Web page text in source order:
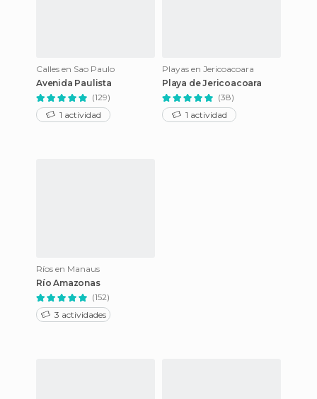
Calles en Sao Paulo
Avenida Paulista
(129)
1 actividad
Playas en Jericoacoara
Playa de Jericoacoara
(38)
1 actividad
Ríos en Manaus
Río Amazonas
(152)
3 actividades